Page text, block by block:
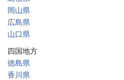
岡山県
広島県
山口県
四国地方
徳島県
香川県